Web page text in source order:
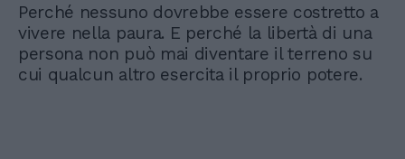
Perché nessuno dovrebbe essere costretto a
vivere nella paura. E perché la libertà di una
persona non può mai diventare il terreno su
cui qualcun altro esercita il proprio potere.